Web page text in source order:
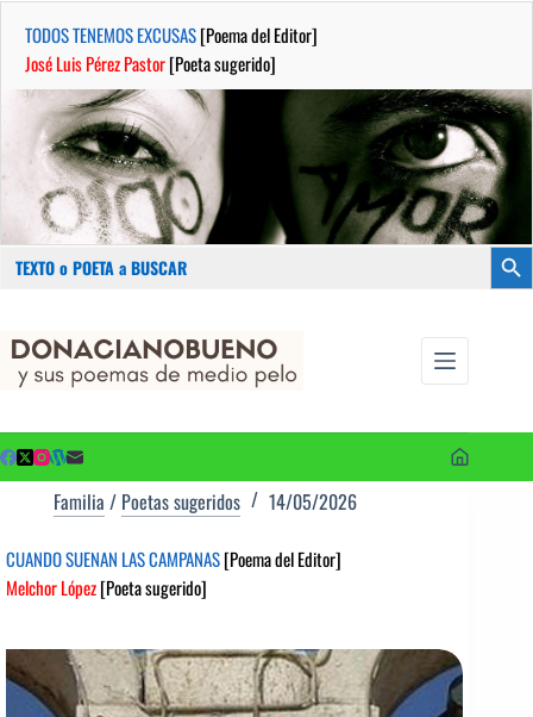
TODOS TENEMOS EXCUSAS[Poema del Editor]
José Luis Pérez Pastor[Poeta sugerido]
Buscar:
contenido
Familia / Poetas sugeridos 14/05/2026
CUANDO SUENAN LAS CAMPANAS[Poema del Editor]
Melchor López[Poeta sugerido]